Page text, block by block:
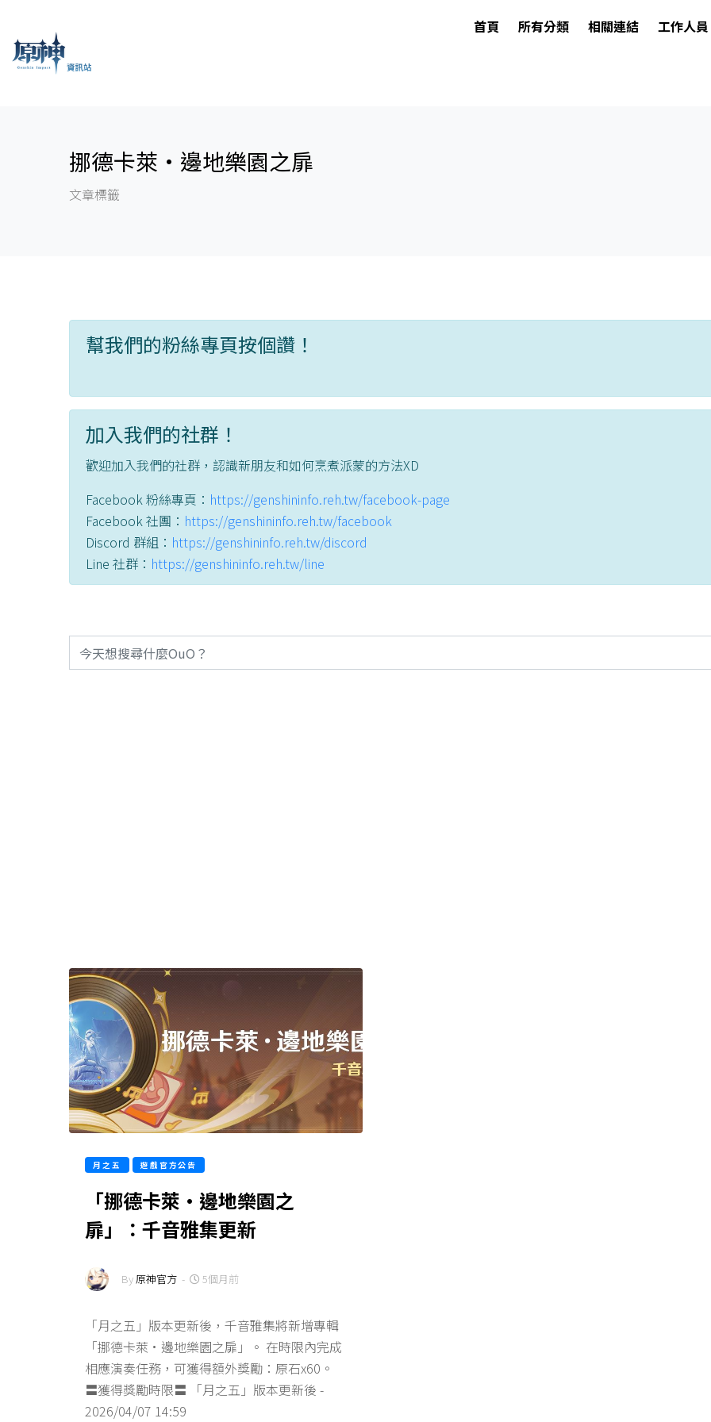
首頁 所有分類 相關連結 工作人員
挪德卡萊·邊地樂園之扉
文章標籤
幫我們的粉絲專頁按個讚！
加入我們的社群！
歡迎加入我們的社群，認識新朋友和如何烹煮派蒙的方法XD
Facebook 粉絲專頁： https://genshininfo.reh.tw/facebook-page
Facebook 社團： https://genshininfo.reh.tw/facebook
Discord 群組： https://genshininfo.reh.tw/discord
Line 社群： https://genshininfo.reh.tw/line
月之五 遊戲官方公告
「挪德卡萊·邊地樂園之
扉」：千音雅集更新
By原神官方 - 5個月前
「月之五」版本更新後，千音雅集將新增專輯
「挪德卡萊·邊地樂園之扉」。 在時限內完成
相應演奏任務，可獲得額外獎勵：原石x60。
〓獲得獎勵時限〓 「月之五」版本更新後 -
2026/04/07 14:59